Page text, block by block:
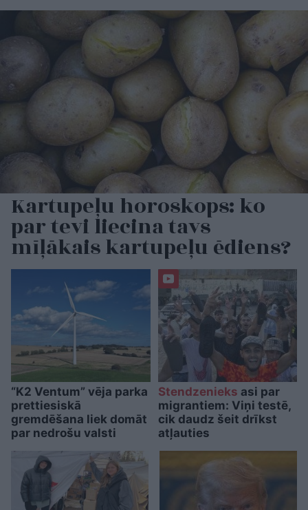
Kartupeļu horoskops: ko
par tevi liecina tavs
mīļākais kartupeļu ēdiens?
“K2 Ventum” vēja parka
prettiesiskā
gremdēšana liek domāt
par nedrošu valsti
Stendzenieks asi par
migrantiem: Viņi testē,
cik daudz šeit drīkst
atļauties